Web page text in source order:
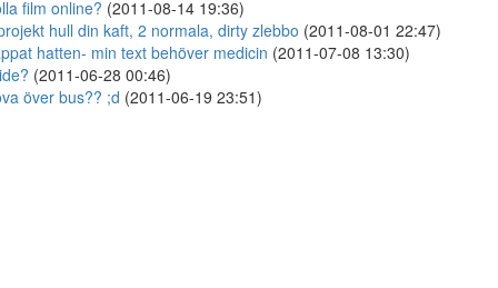
film online? (2011-08-14 19:36)
hull din kaft, 2 normala, dirty zlebbo (2011-08-01 22:47)
hatten- min text behöver medicin (2011-07-08 13:30)
(2011-06-28 00:46)
över bus?? ;d (2011-06-19 23:51)